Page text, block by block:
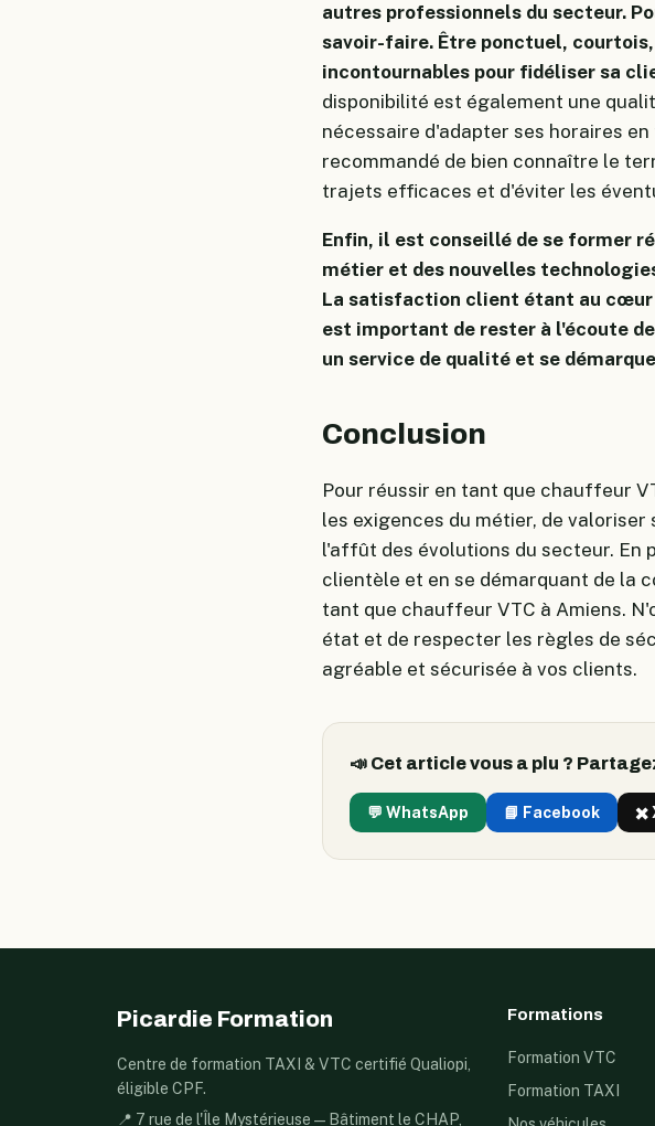
autres professionnels du secteur.
savoir-faire. Être ponctuel,
incontournables pour fidéliser sa
disponibilité est également une
nécessaire d'adapter ses horaires
recommandé de bien connaître le
trajets efficaces et d'éviter les
Enfin, il est conseillé de se former
métier et des nouvelles
La satisfaction client étant au cœur
est important de rester à l'écoute
un service de qualité et se
Conclusion
Pour réussir en tant que chauffeur
les exigences du métier, de
l'affût des évolutions du secteur. En
clientèle et en se démarquant de la
tant que chauffeur VTC à Amiens.
état et de respecter les règles de
agréable et sécurisée à vos clients.
📣 Cet article vous a plu ?
💬 WhatsApp 📘 Facebook ✖️
Picardie Formation
Centre de formation TAXI & VTC certifié Qualiopi,
éligible CPF.
📍 7 rue de l'Île Mystérieuse — Bâtiment le CHAP,
Formations
Formation VTC
Formation TAXI